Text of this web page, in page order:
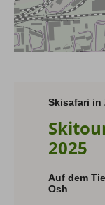
Skisafari in
2025
Auf dem
Osh